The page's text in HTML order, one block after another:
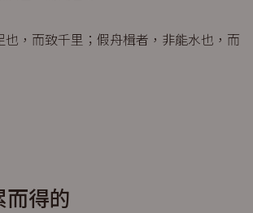
，而致千里；假舟楫者，非能水也，而
而得的